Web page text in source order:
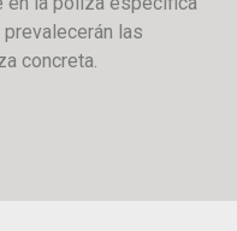
las
concreta.